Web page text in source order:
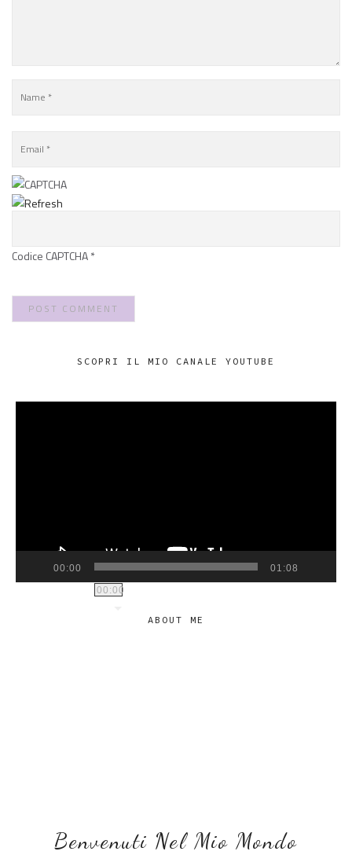
Codice CAPTCHA*
SCOPRI IL MIO CANALE YOUTUBE
VIDEO
00:00
00:00
01:08
ABOUT ME
Benvenuti Nel Mio Mondo